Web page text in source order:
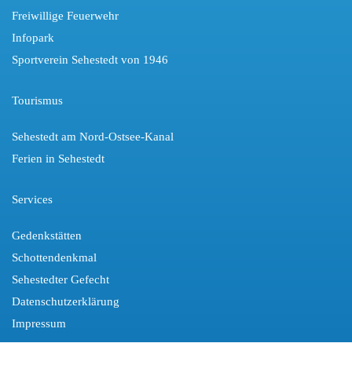
Freiwillige Feuerwehr
Infopark
Sportverein Sehestedt von 1946
Tourismus
Sehestedt am Nord-Ostsee-Kanal
Ferien in Sehestedt
Services
Gedenkstätten
Schottendenkmal
Sehestedter Gefecht
Datenschutzerklärung
Impressum